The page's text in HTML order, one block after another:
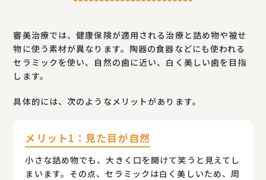
審美治療では、健康保険が適用される治療と詰め物や被せ
物に使う素材が異なります。陶器の食器などにも使われる
セラミックを使い、自然の歯に近い、白く美しい歯を目指
します。
具体的には、次のようなメリットがあります。
メリット1：見た目が自然
小さな詰め物でも、大きく口を開けて笑うと見えてし
まいます。その点、セラミックは白く美しいため、周